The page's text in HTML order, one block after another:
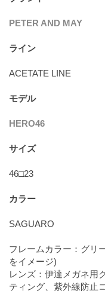
PETER AND MAY
ライン
ACETATE LINE
モデル
HERO46
サイズ
46□23
カラー
SAGUARO
フレームカラー：グリ
をイメージ)
レンズ：伊達メガネ用
ティング、紫外線防止